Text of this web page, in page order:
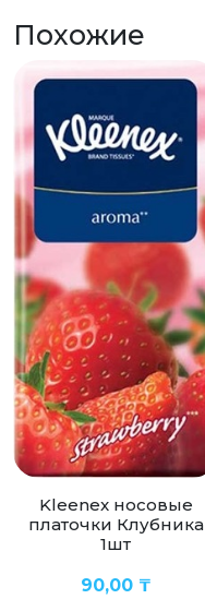
рта
Свежесть
500мл
Похожие
Kleenex носовые
платочки Клубника
1шт
90,00 ₸